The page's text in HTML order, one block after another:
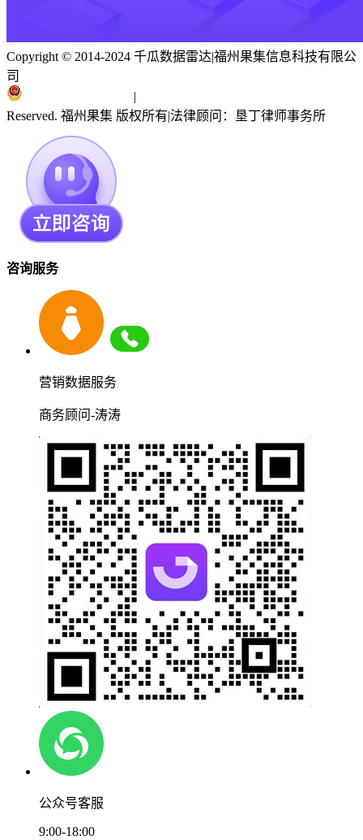
Copyright © 2014-2024 千瓜数据雷达|福州果集信息科技有限公
司
|
Reserved. 福州果集 版权所有|法律顾问：垦丁律师事务所
咨询服务
营销数据服务
商务顾问-涛涛
公众号客服
9:00-18:00